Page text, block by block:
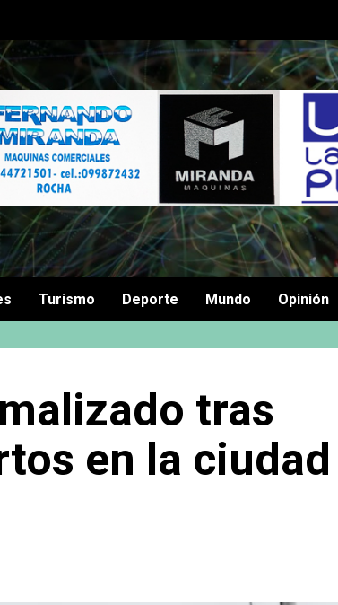
Turismo Deporte Mundo Opinión
tras
en la ciudad